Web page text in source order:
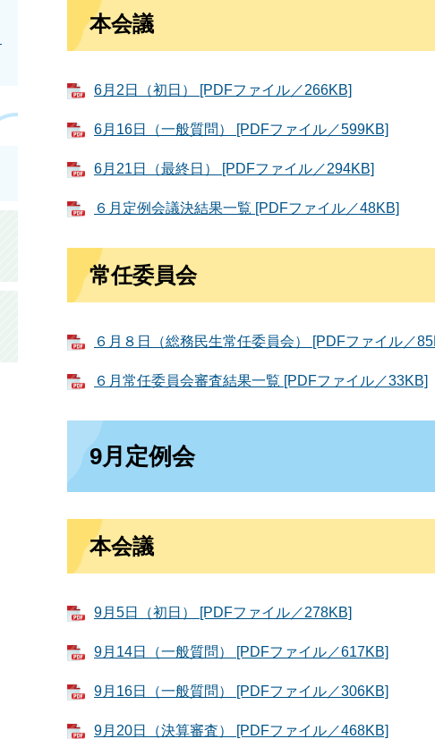
本会議
6月2日（初日） [PDFファイル／266KB]
6月16日（一般質問） [PDFファイル／599KB]
6月21日（最終日） [PDFファイル／294KB]
６月定例会議決結果一覧 [PDFファイル／48KB]
常任委員会
６月８日（総務民生常任委員会） [PDFファイル／
６月常任委員会審査結果一覧 [PDFファイル／33KB]
9月定例会
本会議
9月5日（初日） [PDFファイル／278KB]
9月14日（一般質問） [PDFファイル／617KB]
9月16日（一般質問） [PDFファイル／306KB]
9月20日（決算審査） [PDFファイル／468KB]